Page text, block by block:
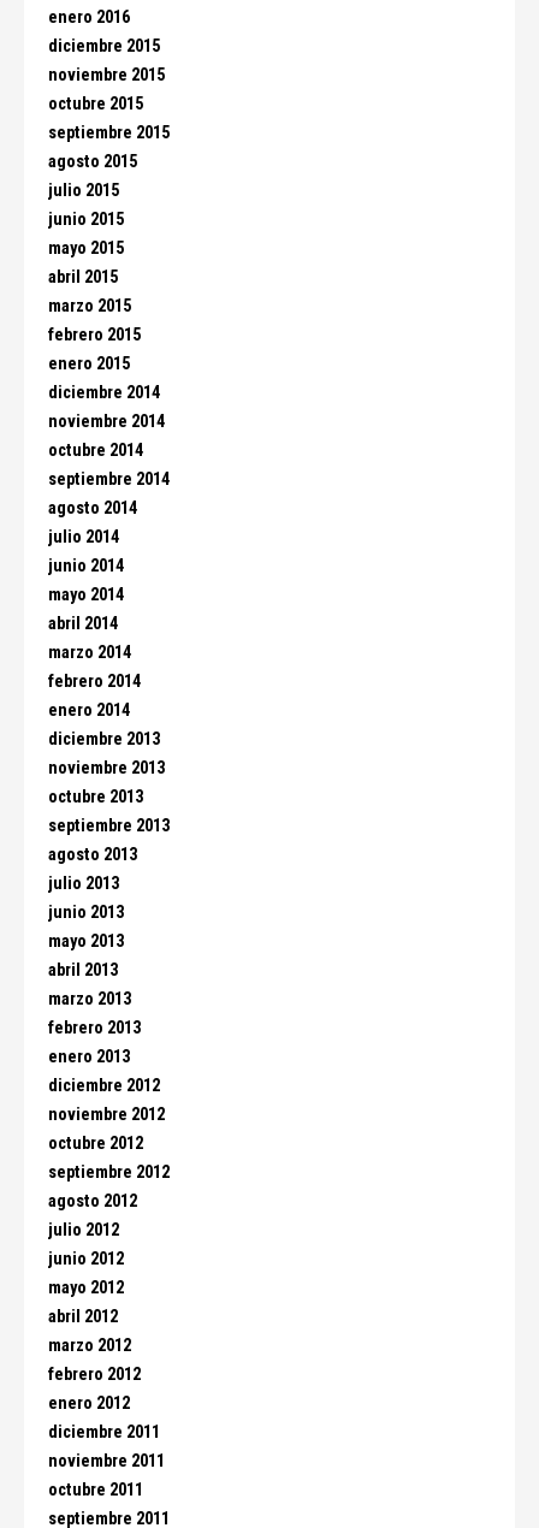
enero 2016
diciembre 2015
noviembre 2015
octubre 2015
septiembre 2015
agosto 2015
julio 2015
junio 2015
mayo 2015
abril 2015
marzo 2015
febrero 2015
enero 2015
diciembre 2014
noviembre 2014
octubre 2014
septiembre 2014
agosto 2014
julio 2014
junio 2014
mayo 2014
abril 2014
marzo 2014
febrero 2014
enero 2014
diciembre 2013
noviembre 2013
octubre 2013
septiembre 2013
agosto 2013
julio 2013
junio 2013
mayo 2013
abril 2013
marzo 2013
febrero 2013
enero 2013
diciembre 2012
noviembre 2012
octubre 2012
septiembre 2012
agosto 2012
julio 2012
junio 2012
mayo 2012
abril 2012
marzo 2012
febrero 2012
enero 2012
diciembre 2011
noviembre 2011
octubre 2011
septiembre 2011